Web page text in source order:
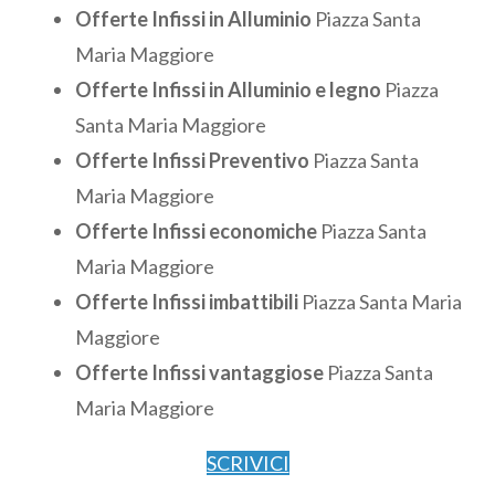
Offerte Infissi in Alluminio Piazza Santa
Maria Maggiore
Offerte Infissi in Alluminio e legno Piazza
Santa Maria Maggiore
Offerte Infissi Preventivo Piazza Santa
Maria Maggiore
Offerte Infissi economiche Piazza Santa
Maria Maggiore
Offerte Infissi imbattibili Piazza Santa Maria
Maggiore
Offerte Infissi vantaggiose Piazza Santa
Maria Maggiore
SCRIVICI